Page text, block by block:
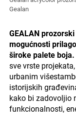
Gealan
GEALAN
mogućnosti
široke palete boja.
sve vrste
urbanim
istorijskih
kako bi zadovoljio
funkcionalnosti,